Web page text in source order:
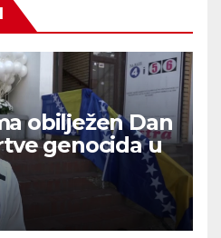
obilježen Dan
genocida u